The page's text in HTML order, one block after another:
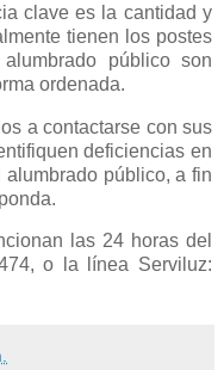
clave es la cantidad y
tienen los postes
público son
ordenada.
a contactarse con sus
deficiencias en
público, a fin
las 24 horas del
o la línea Serviluz: